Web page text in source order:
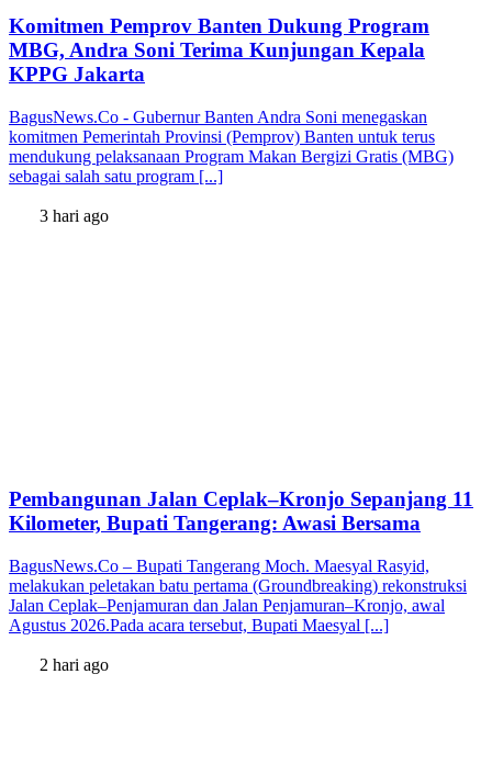
Komitmen Pemprov Banten Dukung Program
MBG, Andra Soni Terima Kunjungan Kepala
KPPG Jakarta
BagusNews.Co - Gubernur Banten Andra Soni menegaskan
komitmen Pemerintah Provinsi (Pemprov) Banten untuk terus
mendukung pelaksanaan Program Makan Bergizi Gratis (MBG)
sebagai salah satu program [...]
3 hari ago
Pembangunan Jalan Ceplak–Kronjo Sepanjang 11
Kilometer, Bupati Tangerang: Awasi Bersama
BagusNews.Co – Bupati Tangerang Moch. Maesyal Rasyid,
melakukan peletakan batu pertama (Groundbreaking) rekonstruksi
Jalan Ceplak–Penjamuran dan Jalan Penjamuran–Kronjo, awal
Agustus 2026.Pada acara tersebut, Bupati Maesyal [...]
2 hari ago